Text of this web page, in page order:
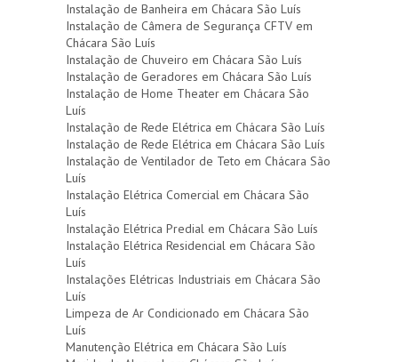
Instalação de Banheira em Chácara São Luís
Instalação de Câmera de Segurança CFTV em
Chácara São Luís
Instalação de Chuveiro em Chácara São Luís
Instalação de Geradores em Chácara São Luís
Instalação de Home Theater em Chácara São
Luís
Instalação de Rede Elétrica em Chácara São Luís
Instalação de Rede Elétrica em Chácara São Luís
Instalação de Ventilador de Teto em Chácara São
Luís
Instalação Elétrica Comercial em Chácara São
Luís
Instalação Elétrica Predial em Chácara São Luís
Instalação Elétrica Residencial em Chácara São
Luís
Instalações Elétricas Industriais em Chácara São
Luís
Limpeza de Ar Condicionado em Chácara São
Luís
Manutenção Elétrica em Chácara São Luís